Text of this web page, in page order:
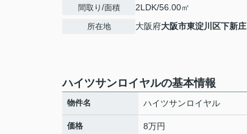
間取り/面積 2LDK/56.00㎡
所在地 大阪府大阪市東淀川区下新庄
ハイツサンロイヤルの基本情報
物件名 ハイツサンロイヤル
価格 8万円